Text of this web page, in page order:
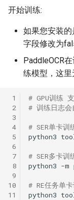
开始训练:
如果您安装
字段修改为
PaddleOCR
练模型，这里
1
2
3
4
5
6
7
8
9
10
11
# GPU训练
# 训练日志
# SER单卡训
python3
# SER多卡训
python3 -m
# RE任务单
python3